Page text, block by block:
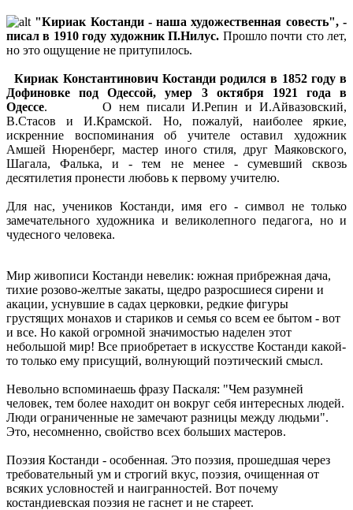
"Кириак Костанди - наша художественная совесть", -
писал в 1910 году художник П.Нилус. Прошло почти сто лет,
но это ощущение не притупилось.
Кириак Константинович Костанди родился в 1852 году в
Дофиновке под Одессой, умер 3 октября 1921 года в
Одессе. О нем писали И.Репин и И.Айвазовский,
В.Стасов и И.Крамской. Но, пожалуй, наиболее яркие,
искренние воспоминания об учителе оставил художник
Амшей Нюренберг, мастер иного стиля, друг Маяковского,
Шагала, Фалька, и - тем не менее - сумевший сквозь
десятилетия пронести любовь к первому учителю.
Для нас, учеников Костанди, имя его - символ не только
замечательного художника и великолепного педагога, но и
чудесного человека.
Мир живописи Костанди невелик: южная прибрежная дача,
тихие розово-желтые закаты, щедро разросшиеся сирени и
акации, уснувшие в садах церковки, редкие фигуры
грустящих монахов и стариков и семья со всем ее бытом - вот
и все. Но какой огромной значимостью наделен этот
небольшой мир! Все приобретает в искусстве Костанди какой-
то только ему присущий, волнующий поэтический смысл.
Невольно вспоминаешь фразу Паскаля: "Чем разумней
человек, тем более находит он вокруг себя интересных людей.
Люди ограниченные не замечают разницы между людьми".
Это, несомненно, свойство всех больших мастеров.
Поэзия Костанди - особенная. Это поэзия, прошедшая через
требовательный ум и строгий вкус, поэзия, очищенная от
всяких условностей и наигранностей. Вот почему
костандиевская поэзия не гаснет и не стареет.